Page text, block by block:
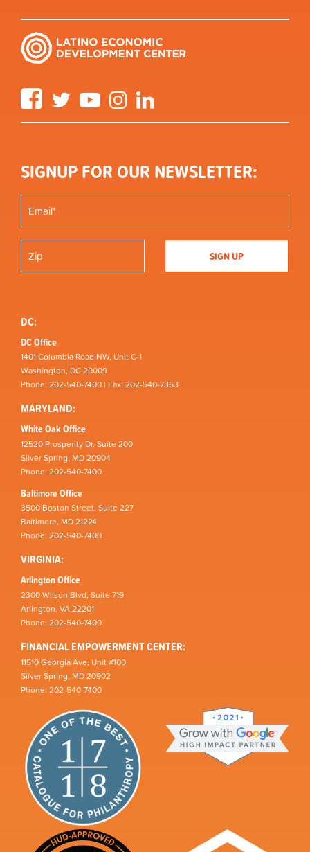
FacebookTwitter YouTube Instagram
SIGNUP FOR OUR NEWSLETTER:
DC:
DC Office
1401 Columbia Road NW, Unit C-1
Washington, DC 20009
Phone: 202-540-7400 | Fax: 202-540-7363
MARYLAND:
White Oak Office
12520 Prosperity Dr, Suite 200
Silver Spring, MD 20904
Phone: 202-540-7400
Baltimore Office
3500 Boston Street, Suite 227
Baltimore, MD 21224
Phone: 202-540-7400
VIRGINIA:
Arlington Office
2300 Wilson Blvd, Suite 719
Arlington, VA 22201
Phone: 202-540-7400
FINANCIAL EMPOWERMENT CENTER:
11510 Georgia Ave, Unit #100
Silver Spring, MD 20902
Phone: 202-540-7400